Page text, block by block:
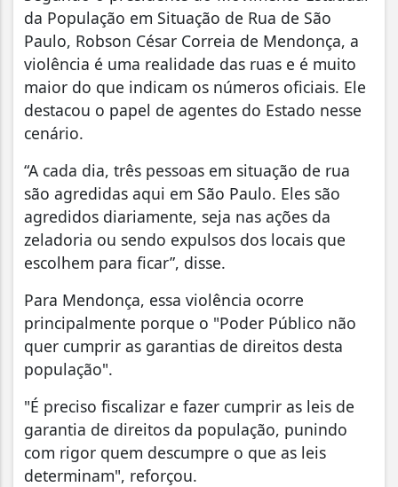
da População em Situação de Rua de São
Paulo, Robson César Correia de Mendonça, a
violência é uma realidade das ruas e é muito
maior do que indicam os números oficiais. Ele
destacou o papel de agentes do Estado nesse
cenário.
“A cada dia, três pessoas em situação de rua
são agredidas aqui em São Paulo. Eles são
agredidos diariamente, seja nas ações da
zeladoria ou sendo expulsos dos locais que
escolhem para ficar”, disse.
Para Mendonça, essa violência ocorre
principalmente porque o "Poder Público não
quer cumprir as garantias de direitos desta
população".
"É preciso fiscalizar e fazer cumprir as leis de
garantia de direitos da população, punindo
com rigor quem descumpre o que as leis
determinam", reforçou.